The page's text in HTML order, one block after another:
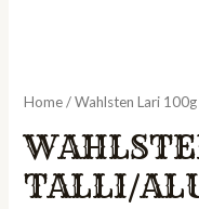
Home/ Wahlsten Lari
TALLI/